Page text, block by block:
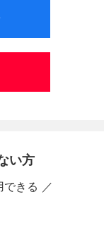
い方
きる ／